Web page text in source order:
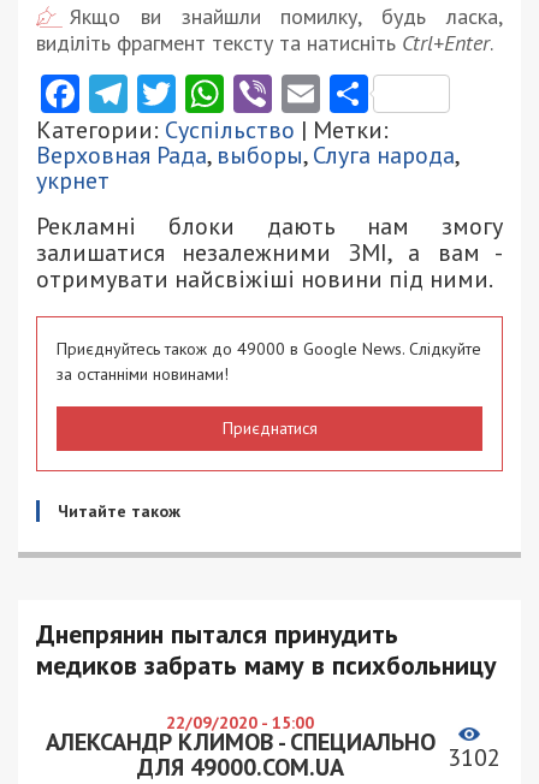
Якщо ви знайшли помилку, будь ласка,
виділіть фрагмент тексту та натисніть Ctrl+Enter.
Facebook
Telegram
Twitter
WhatsApp
ViberEmail
Категории: Суспільство | Метки:
Верховная Рада, выборы,Слуга народа,
укрнет
Рекламні блоки дають нам змогу
залишатися незалежними ЗМІ, а вам -
отримувати найсвіжіші новини під ними.
Приєднуйтесь також до 49000 в Google News. Слідкуйте
за останніми новинами!
Приєднатися
Читайте також
Днепрянин пытался принудить
медиков забрать маму в психбольницу
22/09/2020 - 15:00
АЛЕКСАНДР КЛИМОВ - СПЕЦИАЛЬНО
ДЛЯ 49000.COM.UA
3102